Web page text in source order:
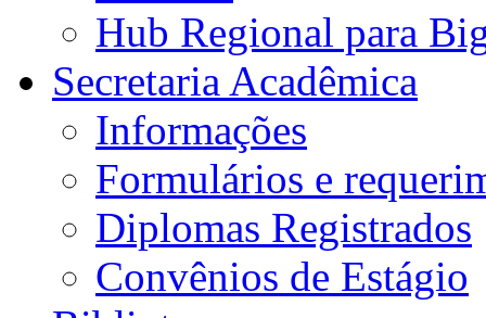
Hub Regional para
Secretaria Acadêmica
Informações
Formulários e
Diplomas Registrados
Convênios de Estágio